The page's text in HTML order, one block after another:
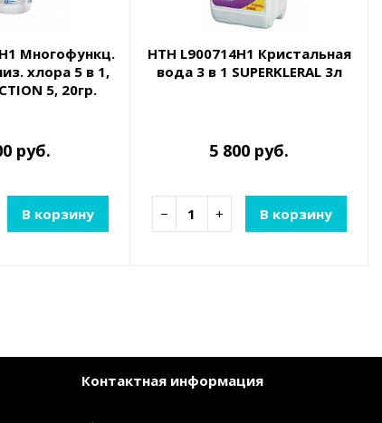
Многофункц.
хлора 5 в 1,
5, 20гр.
руб.
В корзину
HTH L900714H1 Кристальная
вода 3 в 1 SUPERKLERAL 3л
5 800 руб.
− + В корзину
Контактная информация